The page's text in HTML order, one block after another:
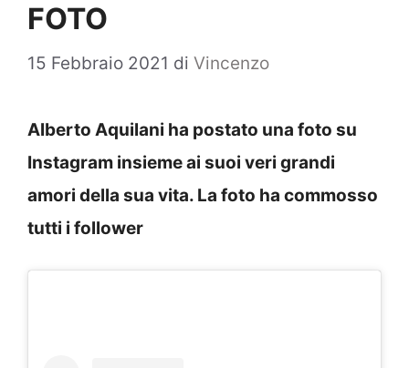
FOTO
15 Febbraio 2021 di Vincenzo
Alberto Aquilani ha postato una foto su
Instagram insieme ai suoi veri grandi
amori della sua vita. La foto ha commosso
tutti i follower